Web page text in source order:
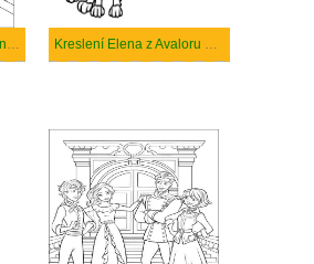
Kreslení Mateo a princezny Elena Kreslení Elena z Avaloru Skylarg